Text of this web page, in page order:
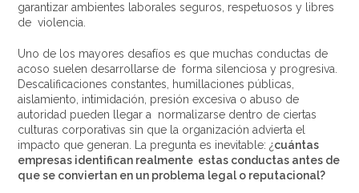
garantizar ambientes laborales seguros, respetuosos y libres
de violencia.
Uno de los mayores desafíos es que muchas conductas de
acoso suelen desarrollarse de forma silenciosa y progresiva.
Descalificaciones constantes, humillaciones públicas,
aislamiento, intimidación, presión excesiva o abuso de
autoridad pueden llegar a normalizarse dentro de ciertas
culturas corporativas sin que la organización advierta el
impacto que generan. La pregunta es inevitable: ¿cuántas
empresas identifican realmente estas conductas antes de
que se conviertan en un problema legal o reputacional?